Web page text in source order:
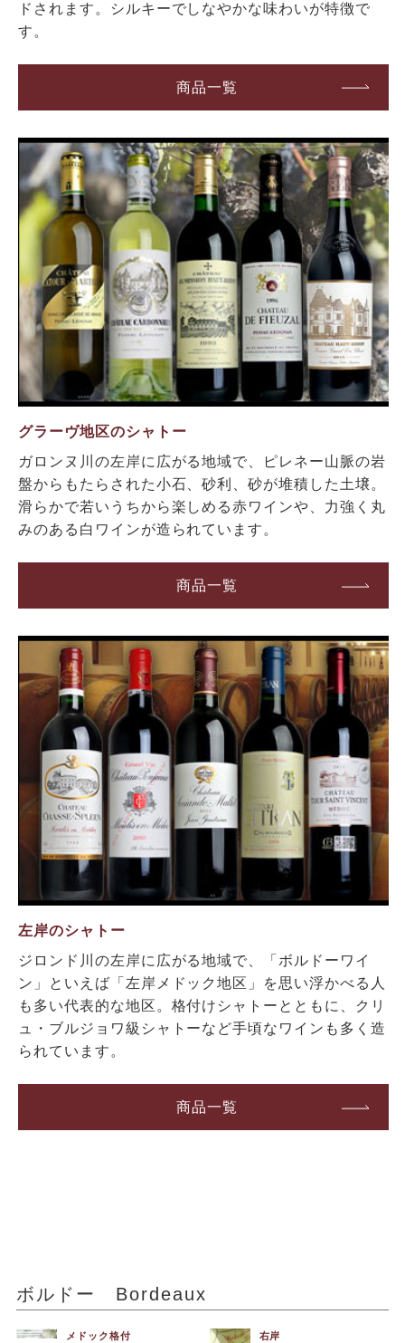
ドされます。シルキーでしなやかな味わいが特徴で
す。
商品一覧
グラーヴ地区のシャトー
ガロンヌ川の左岸に広がる地域で、ピレネー山脈の岩
盤からもたらされた小石、砂利、砂が堆積した土壌。
滑らかで若いうちから楽しめる赤ワインや、力強く丸
みのある白ワインが造られています。
商品一覧
左岸のシャトー
ジロンド川の左岸に広がる地域で、「ボルドーワイ
ン」といえば「左岸メドック地区」を思い浮かべる人
も多い代表的な地区。格付けシャトーとともに、クリ
ュ・ブルジョワ級シャトーなど手頃なワインも多く造
られています。
商品一覧
ボルドー Bordeaux
メドック格付 右岸